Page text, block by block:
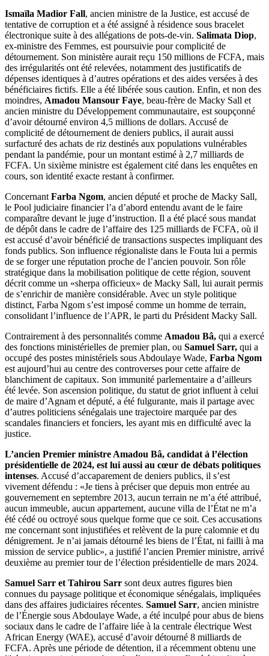
Ismaïla Madior Fall, ancien ministre de la Justice, est accusé de
tentative de corruption et a été assigné à résidence sous bracelet
électronique suite à des allégations de pots-de-vin. Salimata Diop,
ex-ministre des Femmes, est poursuivie pour complicité de
détournement. Son ministère aurait reçu 150 millions de FCFA, mais
des irrégularités ont été relevées, notamment des justificatifs de
dépenses identiques à d’autres opérations et des aides versées à des
bénéficiaires fictifs. Elle a été libérée sous caution. Enfin, et non des
moindres, Amadou Mansour Faye, beau-frère de Macky Sall et
ancien ministre du Développement communautaire, est soupçonné
d’avoir détourné environ 4,5 millions de dollars. Accusé de
complicité de détournement de deniers publics, il aurait aussi
surfacturé des achats de riz destinés aux populations vulnérables
pendant la pandémie, pour un montant estimé à 2,7 milliards de
FCFA. Un sixième ministre est également cité dans les enquêtes en
cours, son identité exacte restant à confirmer.
Concernant Farba Ngom, ancien député et proche de Macky Sall,
le Pool judiciaire financier l’a d’abord entendu avant de le faire
comparaître devant le juge d’instruction. Il a été placé sous mandat
de dépôt dans le cadre de l’affaire des 125 milliards de FCFA, où il
est accusé d’avoir bénéficié de transactions suspectes impliquant des
fonds publics. Son influence régionaliste dans le Fouta lui a permis
de se forger une réputation proche de l’ancien pouvoir. Son rôle
stratégique dans la mobilisation politique de cette région, souvent
décrit comme un «sherpa officieux» de Macky Sall, lui aurait permis
de s’enrichir de manière considérable. Avec un style politique
distinct, Farba Ngom s’est imposé comme un homme de terrain,
consolidant l’influence de l’APR, le parti du Président Macky Sall.
Contrairement à des personnalités comme Amadou Bâ, qui a exercé
des fonctions ministérielles de premier plan, ou Samuel Sarr, qui a
occupé des postes ministériels sous Abdoulaye Wade, Farba Ngom
est aujourd’hui au centre des controverses pour cette affaire de
blanchiment de capitaux. Son immunité parlementaire a d’ailleurs
été levée. Son ascension politique, du statut de griot influent à celui
de maire d’Agnam et député, a été fulgurante, mais il partage avec
d’autres politiciens sénégalais une trajectoire marquée par des
scandales financiers et fonciers, les ayant mis en difficulté avec la
justice.
L’ancien Premier ministre Amadou Bâ, candidat à l’élection
présidentielle de 2024, est lui aussi au cœur de débats politiques
intenses. Accusé d’accaparement de deniers publics, il s’est
vivement défendu : «Je tiens à préciser que depuis mon entrée au
gouvernement en septembre 2013, aucun terrain ne m’a été attribué,
aucun immeuble, aucun appartement, aucune villa de l’État ne m’a
été cédé ou octroyé sous quelque forme que ce soit. Ces accusations
me concernant sont injustifiées et relèvent de la pure calomnie et du
dénigrement. Je n’ai jamais détourné les biens de l’État, ni failli à ma
mission de service public», a justifié l’ancien Premier ministre, arrivé
deuxième au premier tour de l’élection présidentielle de mars 2024.
Samuel Sarr et Tahirou Sarr sont deux autres figures bien
connues du paysage politique et économique sénégalais, impliquées
dans des affaires judiciaires récentes. Samuel Sarr, ancien ministre
de l’Énergie sous Abdoulaye Wade, a été inculpé pour abus de biens
sociaux dans le cadre de l’affaire liée à la centrale électrique West
African Energy (WAE), accusé d’avoir détourné 8 milliards de
FCFA. Après une période de détention, il a récemment obtenu une